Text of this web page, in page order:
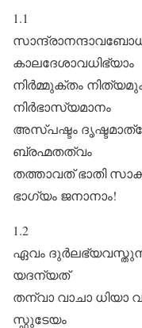
1.1
കാലദേശാവധിഭ്യാം
നിർമ്മുക്തം
നിർഭാസ്യമാനം
അസ്പഷ്ടം
ബ്രഹ്മതത്വം
തത്താവത് ഭാതി
ഭാഗ്യം ജനാനാം!
1.2
ഏവം
യദന്യത്
തന്വാ വാചാ ധിയാ
സ്ഫുടേയം